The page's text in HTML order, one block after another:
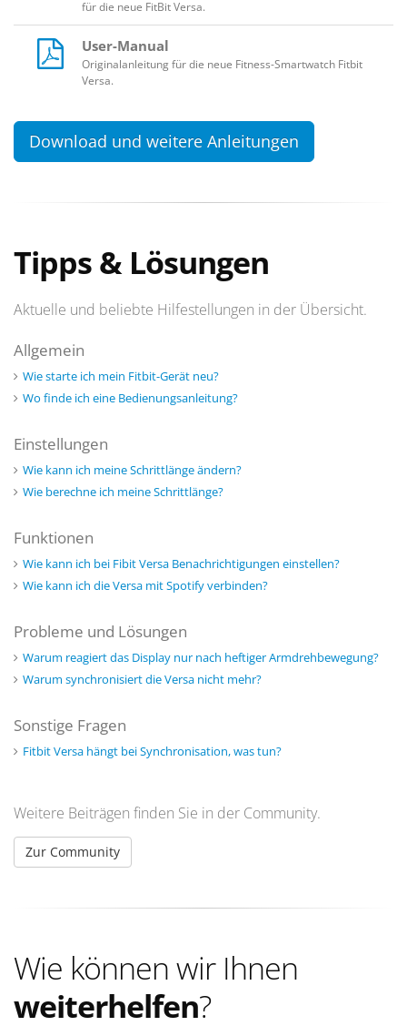
für die neue FitBit Versa.
User-Manual
Originalanleitung für die neue Fitness-Smartwatch Fitbit
Versa.
Download und weitere Anleitungen
Tipps & Lösungen
Aktuelle und beliebte Hilfestellungen in der Übersicht.
Allgemein
Wie starte ich mein Fitbit-Gerät neu?
Wo finde ich eine Bedienungsanleitung?
Einstellungen
Wie kann ich meine Schrittlänge ändern?
Wie berechne ich meine Schrittlänge?
Funktionen
Wie kann ich bei Fibit Versa Benachrichtigungen einstellen?
Wie kann ich die Versa mit Spotify verbinden?
Probleme und Lösungen
Warum reagiert das Display nur nach heftiger Armdrehbewegung?
Warum synchronisiert die Versa nicht mehr?
Sonstige Fragen
Fitbit Versa hängt bei Synchronisation, was tun?
Weitere Beiträgen finden Sie in der Community.
Zur Community
Wie können wir Ihnen
weiterhelfen?